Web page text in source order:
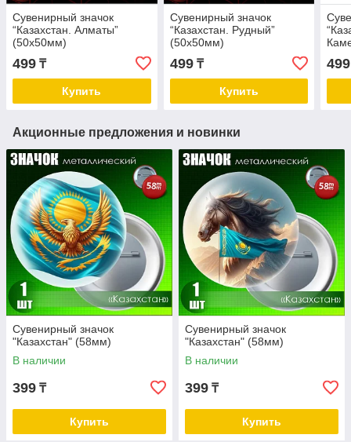
Сувенирный значок
“Казахстан. Алматы”
(50x50мм)
499 ₸
Купить
Сувенирный значок
“Казахстан. Рудный”
(50x50мм)
499₸
Купить
499
Акционные предложения и новинки
Сувенирный значок
"Казахстан" (58мм)
В наличии
399 ₸
Купить
Сувенирный значок
"Казахстан" (58мм)
В наличии
399 ₸
Купить